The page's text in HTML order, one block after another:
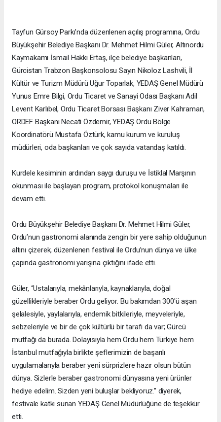
Tayfun Gürsoy Parkı’nda düzenlenen açılış programına, Ordu
Büyükşehir Belediye Başkanı Dr. Mehmet Hilmi Güler, Altınordu
Kaymakamı İsmail Hakkı Ertaş, ilçe belediye başkanları,
Gürcistan Trabzon Başkonsolosu Sayın Nikoloz Lashvili, İl
Kültür ve Turizm Müdürü Uğur Toparlak, YEDAŞ Genel Müdürü
Yunus Emre Bilgi, Ordu Ticaret ve Sanayi Odası Başkanı Adil
Levent Karlıbel, Ordu Ticaret Borsası Başkanı Ziver Kahraman,
ORDEF Başkanı Necati Özdemir, YEDAŞ Ordu Bölge
Koordinatörü Mustafa Öztürk, kamu kurum ve kuruluş
müdürleri, oda başkanları ve çok sayıda vatandaş katıldı.
Kurdele kesiminin ardından saygı duruşu ve İstiklal Marşının
okunması ile başlayan program, protokol konuşmaları ile
devam etti.
Ordu Büyükşehir Belediye Başkanı Dr. Mehmet Hilmi Güler,
Ordu’nun gastronomi alanında zengin bir yere sahip olduğunun
altını çizerek, düzenlenen festival ile Ordu’nun dünya ve ülke
çapında gastronomi yarışına çıktığını ifade etti.
Güler, “Ustalarıyla, mekânlarıyla, kaynaklarıyla, doğal
güzellikleriyle beraber Ordu geliyor. Bu bakımdan 300'ü aşan
şelalesiyle, yaylalarıyla, endemik bitkileriyle, meyveleriyle,
sebzeleriyle ve bir de çok kültürlü bir tarafı da var; Gürcü
mutfağı da burada. Dolayısıyla hem Ordu hem Türkiye hem
İstanbul mutfağıyla birlikte şeflerimizin de başarılı
uygulamalarıyla beraber yeni sürprizlere hazır olsun bütün
dünya. Sizlerle beraber gastronomi dünyasına yeni ürünler
hediye edelim. Sizden yeni buluşlar bekliyoruz.” diyerek,
festivale katkı sunan YEDAŞ Genel Müdürlüğüne de teşekkür
etti.